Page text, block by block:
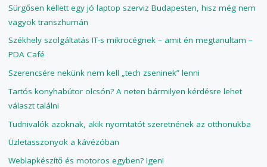
Sürgősen kellett egy jó laptop szerviz Budapesten, hisz még nem
vagyok transzhumán
Székhely szolgáltatás IT-s mikrocégnek – amit én megtanultam –
PDA Café
Szerencsére nekünk nem kell „tech zseninek” lenni
Tartós konyhabútor olcsón? A neten bármilyen kérdésre lehet
választ találni
Tudnivalók azoknak, akik nyomtatót szeretnének az otthonukba
Üzletasszonyok a kávézóban
Weblapkészítő és motoros egyben? Igen!